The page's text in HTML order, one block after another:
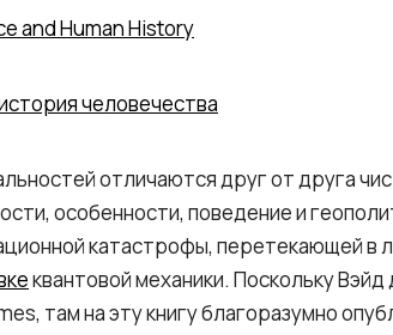
and Human History
человечества
отличаются друг от друга
особенности, поведение и
катастрофы, перетекающей в
квантовой механики. Поскольку
там на эту книгу благоразумно